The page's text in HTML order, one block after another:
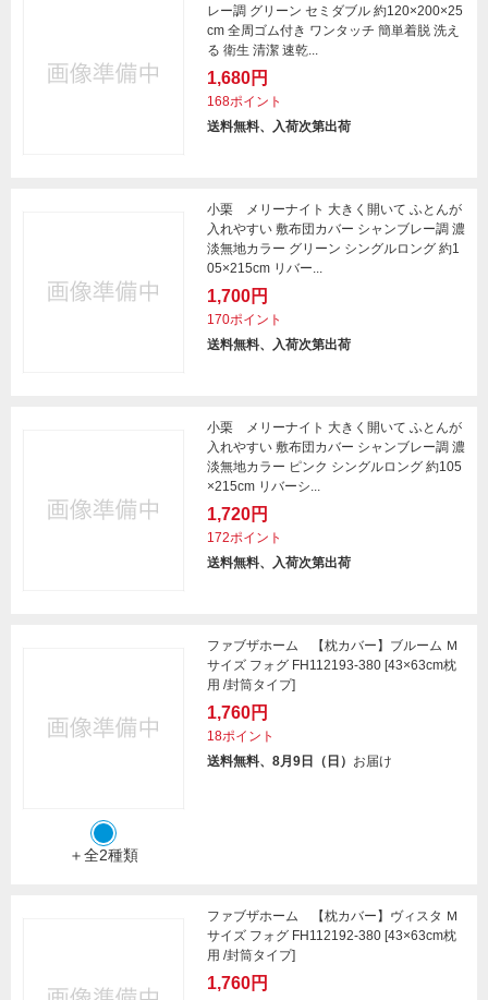
レー調 グリーン セミダブル 約120×200×25
cm 全周ゴム付き ワンタッチ 簡単着脱 洗え
る 衛生 清潔 速乾...
1,680円
168ポイント
送料無料、入荷次第出荷
小栗 メリーナイト 大きく開いて ふとんが
入れやすい 敷布団カバー シャンブレー調 濃
淡無地カラー グリーン シングルロング 約1
05×215cm リバー...
1,700円
170ポイント
送料無料、入荷次第出荷
小栗 メリーナイト 大きく開いて ふとんが
入れやすい 敷布団カバー シャンブレー調 濃
淡無地カラー ピンク シングルロング 約105
×215cm リバーシ...
1,720円
172ポイント
送料無料、入荷次第出荷
＋全2種類
ファブザホーム 【枕カバー】ブルーム Ｍ
サイズ フォグ FH112193-380 [43×63cm枕
用 /封筒タイプ]
1,760円
18ポイント
送料無料、8月9日（日） お届け
ファブザホーム 【枕カバー】ヴィスタ Ｍ
サイズ フォグ FH112192-380 [43×63cm枕
用 /封筒タイプ]
1,760円